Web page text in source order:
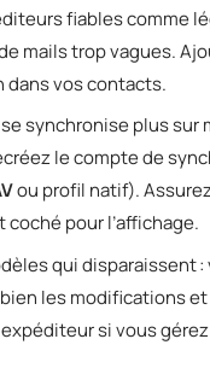
fiables comme
mails trop vagues.
vos contacts.
synchronise plus sur
le compte de
ou profil natif).
pour l’affichage.
qui disparaissent
les modifications
si vous